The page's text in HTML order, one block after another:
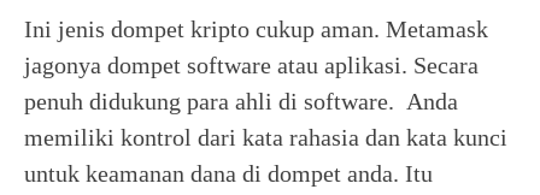
Ini jenis dompet kripto cukup aman. Metamask
jagonya dompet software atau aplikasi. Secara
penuh didukung para ahli di software. Anda
memiliki kontrol dari kata rahasia dan kata kunci
untuk keamanan dana di dompet anda. Itu